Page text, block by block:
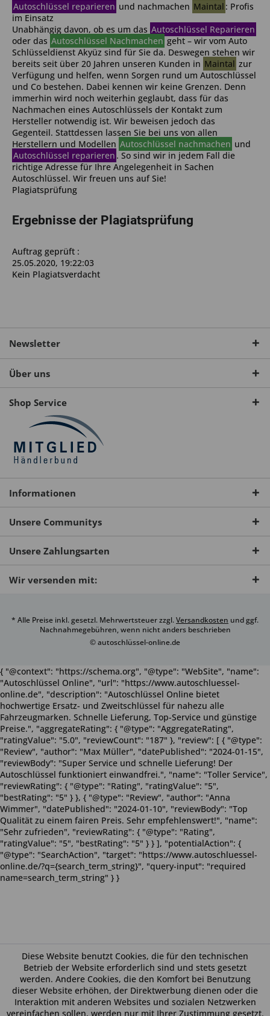
Autoschlüssel reparieren und nachmachen Maintal : Profis
im Einsatz
Unabhängig davon, ob es um das Autoschlüssel Reparieren
oder das Autoschlüssel Nachmachen geht – wir vom Auto
Schlüsseldienst Akyüz sind für Sie da. Deswegen stehen wir
bereits seit über 20 Jahren unseren Kunden in Maintal zur
Verfügung und helfen, wenn Sorgen rund um Autoschlüssel
und Co bestehen. Dabei kennen wir keine Grenzen. Denn
immerhin wird noch weiterhin geglaubt, dass für das
Nachmachen eines Autoschlüssels der Kontakt zum
Hersteller notwendig ist. Wir beweisen jedoch das
Gegenteil. Stattdessen lassen Sie bei uns von allen
Herstellern und Modellen Autoschlüssel nachmachen und
Autoschlüssel reparieren . So sind wir in jedem Fall die
richtige Adresse für Ihre Angelegenheit in Sachen
Autoschlüssel. Wir freuen uns auf Sie!
Plagiatsprüfung
Ergebnisse der Plagiatsprüfung
Auftrag geprüft :
25.05.2020, 19:22:03
Kein Plagiatsverdacht
Newsletter
Über uns
Shop Service
Informationen
Unsere Communitys
Unsere Zahlungsarten
Wir versenden mit:
* Alle Preise inkl. gesetzl. Mehrwertsteuer zzgl.Versandkosten und ggf.
Nachnahmegebühren, wenn nicht anders beschrieben
© autoschlüssel-online.de
Diese Website benutzt Cookies, die für den technischen
Betrieb der Website erforderlich sind und stets gesetzt
werden. Andere Cookies, die den Komfort bei Benutzung
dieser Website erhöhen, der Direktwerbung dienen oder die
Interaktion mit anderen Websites und sozialen Netzwerken
vereinfachen sollen, werden nur mit Ihrer Zustimmung gesetzt.
{ "@context": "https://schema.org", "@type": "WebSite", "name":
"Autoschlüssel Online", "url": "https://www.autoschluessel-
online.de", "description": "Autoschlüssel Online bietet
hochwertige Ersatz- und Zweitschlüssel für nahezu alle
Fahrzeugmarken. Schnelle Lieferung, Top-Service und günstige
Preise.", "aggregateRating": { "@type": "AggregateRating",
"ratingValue": "5.0", "reviewCount": "187" }, "review": [ { "@type":
"Review", "author": "Max Müller", "datePublished": "2024-01-15",
"reviewBody": "Super Service und schnelle Lieferung! Der
Autoschlüssel funktioniert einwandfrei.", "name": "Toller Service",
"reviewRating": { "@type": "Rating", "ratingValue": "5",
"bestRating": "5" } }, { "@type": "Review", "author": "Anna
Wimmer", "datePublished": "2024-01-10", "reviewBody": "Top
Qualität zu einem fairen Preis. Sehr empfehlenswert!", "name":
"Sehr zufrieden", "reviewRating": { "@type": "Rating",
"ratingValue": "5", "bestRating": "5" } } ], "potentialAction": {
"@type": "SearchAction", "target": "https://www.autoschluessel-
online.de/?q={search_term_string}", "query-input": "required
name=search_term_string" } }